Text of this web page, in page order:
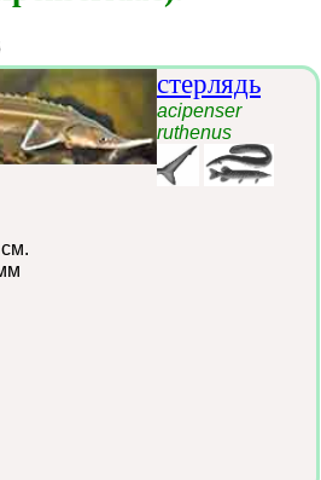
стерлядь
acipenser
ruthenus